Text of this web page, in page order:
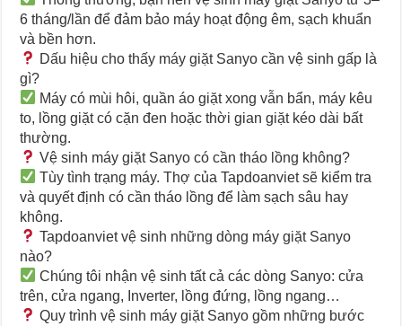
6 tháng/lần để đảm bảo máy hoạt động êm, sạch khuẩn
và bền hơn.
Dấu hiệu cho thấy máy giặt Sanyo cần vệ sinh gấp là
gì?
Máy có mùi hôi, quần áo giặt xong vẫn bẩn, máy kêu
to, lồng giặt có cặn đen hoặc thời gian giặt kéo dài bất
thường.
Vệ sinh máy giặt Sanyo có cần tháo lồng không?
Tùy tình trạng máy. Thợ của Tapdoanviet sẽ kiểm tra
và quyết định có cần tháo lồng để làm sạch sâu hay
không.
Tapdoanviet vệ sinh những dòng máy giặt Sanyo
nào?
Chúng tôi nhận vệ sinh tất cả các dòng Sanyo: cửa
trên, cửa ngang, Inverter, lồng đứng, lồng ngang…
Quy trình vệ sinh máy giặt Sanyo gồm những bước